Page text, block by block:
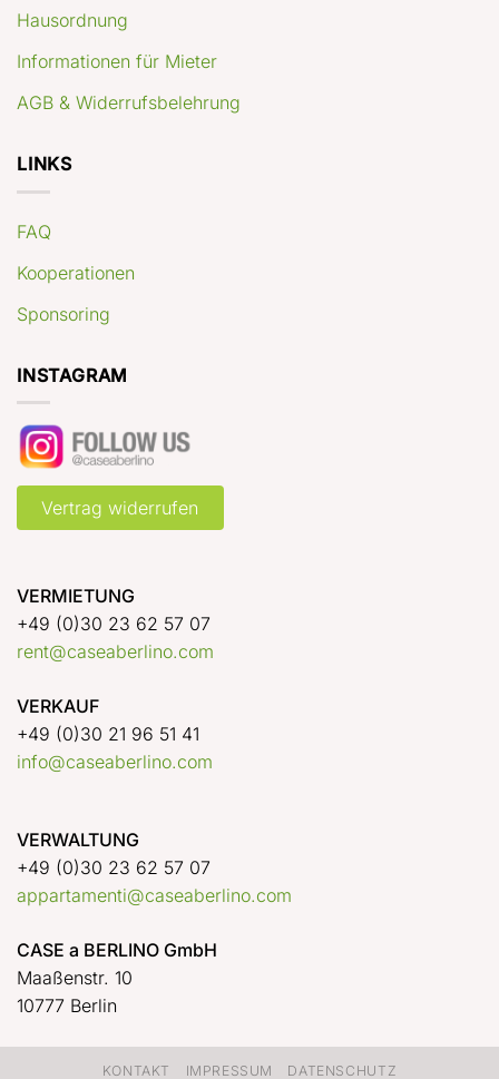
Hausordnung
Informationen für Mieter
AGB & Widerrufsbelehrung
LINKS
FAQ
Kooperationen
Sponsoring
INSTAGRAM
Vertrag widerrufen
VERMIETUNG
+49 (0)30 23 62 57 07
rent@caseaberlino.com
VERKAUF
+49 (0)30 21 96 51 41
info@caseaberlino.com
VERWALTUNG
+49 (0)30 23 62 57 07
appartamenti@caseaberlino.com
CASE a BERLINO GmbH
Maaßenstr. 10
10777 Berlin
KONTAKT IMPRESSUM DATENSCHUTZ